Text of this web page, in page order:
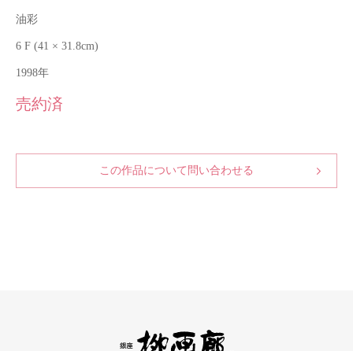
油彩
6 F (41 × 31.8cm)
1998年
売約済
この作品について問い合わせる